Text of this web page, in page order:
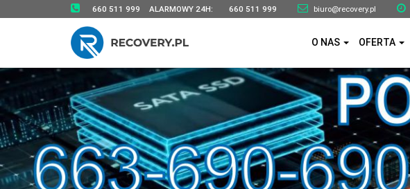
660 511 999 ALARMOWY 24H: 660 511 999 biuro@recovery.pl
O NAS OFERTA